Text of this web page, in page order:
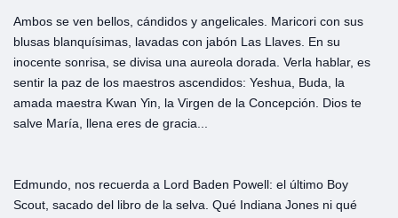
Ambos se ven bellos, cándidos y angelicales. Maricori con sus
blusas blanquísimas, lavadas con jabón Las Llaves. En su
inocente sonrisa, se divisa una aureola dorada. Verla hablar, es
sentir la paz de los maestros ascendidos: Yeshua, Buda, la
amada maestra Kwan Yin, la Virgen de la Concepción. Dios te
salve María, llena eres de gracia...
Edmundo, nos recuerda a Lord Baden Powell: el último Boy
Scout, sacado del libro de la selva. Qué Indiana Jones ni qué